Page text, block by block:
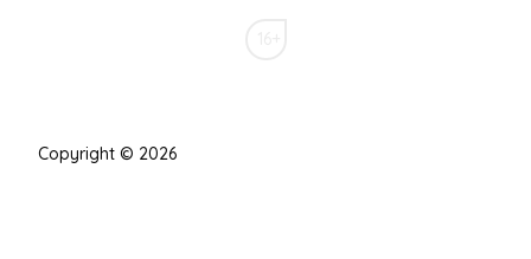
Copyright © 2026